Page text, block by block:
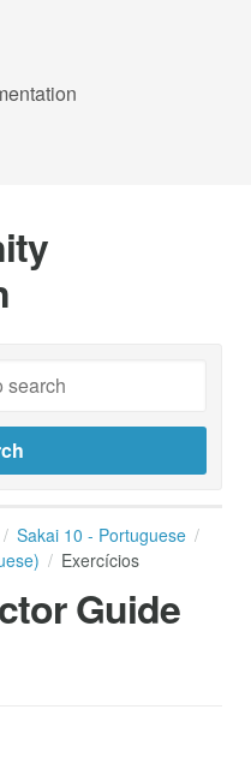
Sakai 10 - Portuguese
Exercícios
Guide